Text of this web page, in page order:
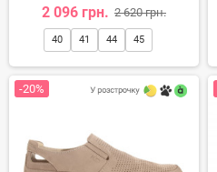
2 096 грн. 2 620 грн.
40 41 44 45
-20%